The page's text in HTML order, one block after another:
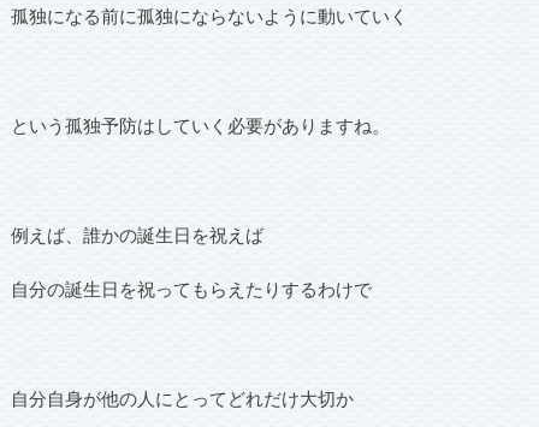
孤独になる前に孤独にならないように動いていく
という孤独予防はしていく必要がありますね。
例えば、誰かの誕生日を祝えば
自分の誕生日を祝ってもらえたりするわけで
自分自身が他の人にとってどれだけ大切か